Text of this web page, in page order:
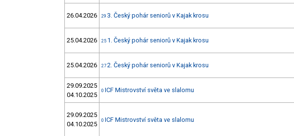
26.04.2026 29 3. Český pohár seniorů v Kajak krosu
25.04.2026 25 1. Český pohár seniorů v Kajak krosu
25.04.2026 27 2. Český pohár seniorů v Kajak krosu
29.09.2025
04.10.2025
0 ICF Mistrovství světa ve slalomu
29.09.2025
04.10.2025
0 ICF Mistrovství světa ve slalomu